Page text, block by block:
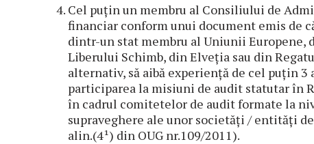
Cel puțin un membru al Consiliului de
financiar conform unui document emis de
dintr-un stat membru al Uniunii Europene,
Liberului Schimb, din Elveția sau din
alternativ, să aibă experiență de cel puțin
participarea la misiuni de audit statutar în
în cadrul comitetelor de audit formate la
supraveghere ale unor societăți / entități
alin.(4¹) din OUG nr.109/2011).